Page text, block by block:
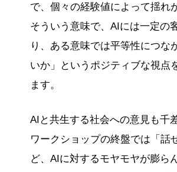
で、個々の経験値によって揺れ
そういう意味で、AIには一定の
り、ある意味では平等性につな
いか」というポジティブな視点
ます。
AIと共生する社会への意見も千
ワークショップの終盤では「話
ど、AIに対するモヤモヤが膨ら